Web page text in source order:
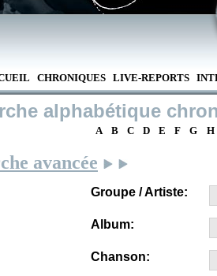
CHRONIQUES LIVE-REPORTS
alphabétique
A B C D E F G H
avancée
Groupe / Artiste:
Album:
Chanson: